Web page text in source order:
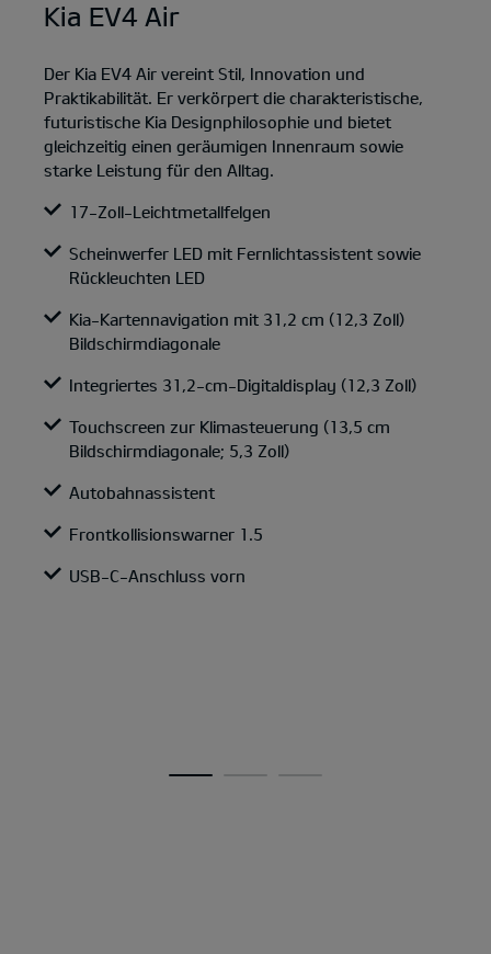
Kia EV4 Air
Der Kia EV4 Air vereint Stil, Innovation und
Praktikabilität. Er verkörpert die charakteristische,
futuristische Kia Designphilosophie und bietet
gleichzeitig einen geräumigen Innenraum sowie
starke Leistung für den Alltag.
17-Zoll-Leichtmetallfelgen
Scheinwerfer LED mit Fernlichtassistent sowie
Rückleuchten LED
Kia-Kartennavigation mit 31,2 cm (12,3 Zoll)
Bildschirmdiagonale
Integriertes 31,2-cm-Digitaldisplay (12,3 Zoll)
Touchscreen zur Klimasteuerung (13,5 cm
Bildschirmdiagonale; 5,3 Zoll)
Autobahnassistent
Frontkollisionswarner 1.5
USB-C-Anschluss vorn